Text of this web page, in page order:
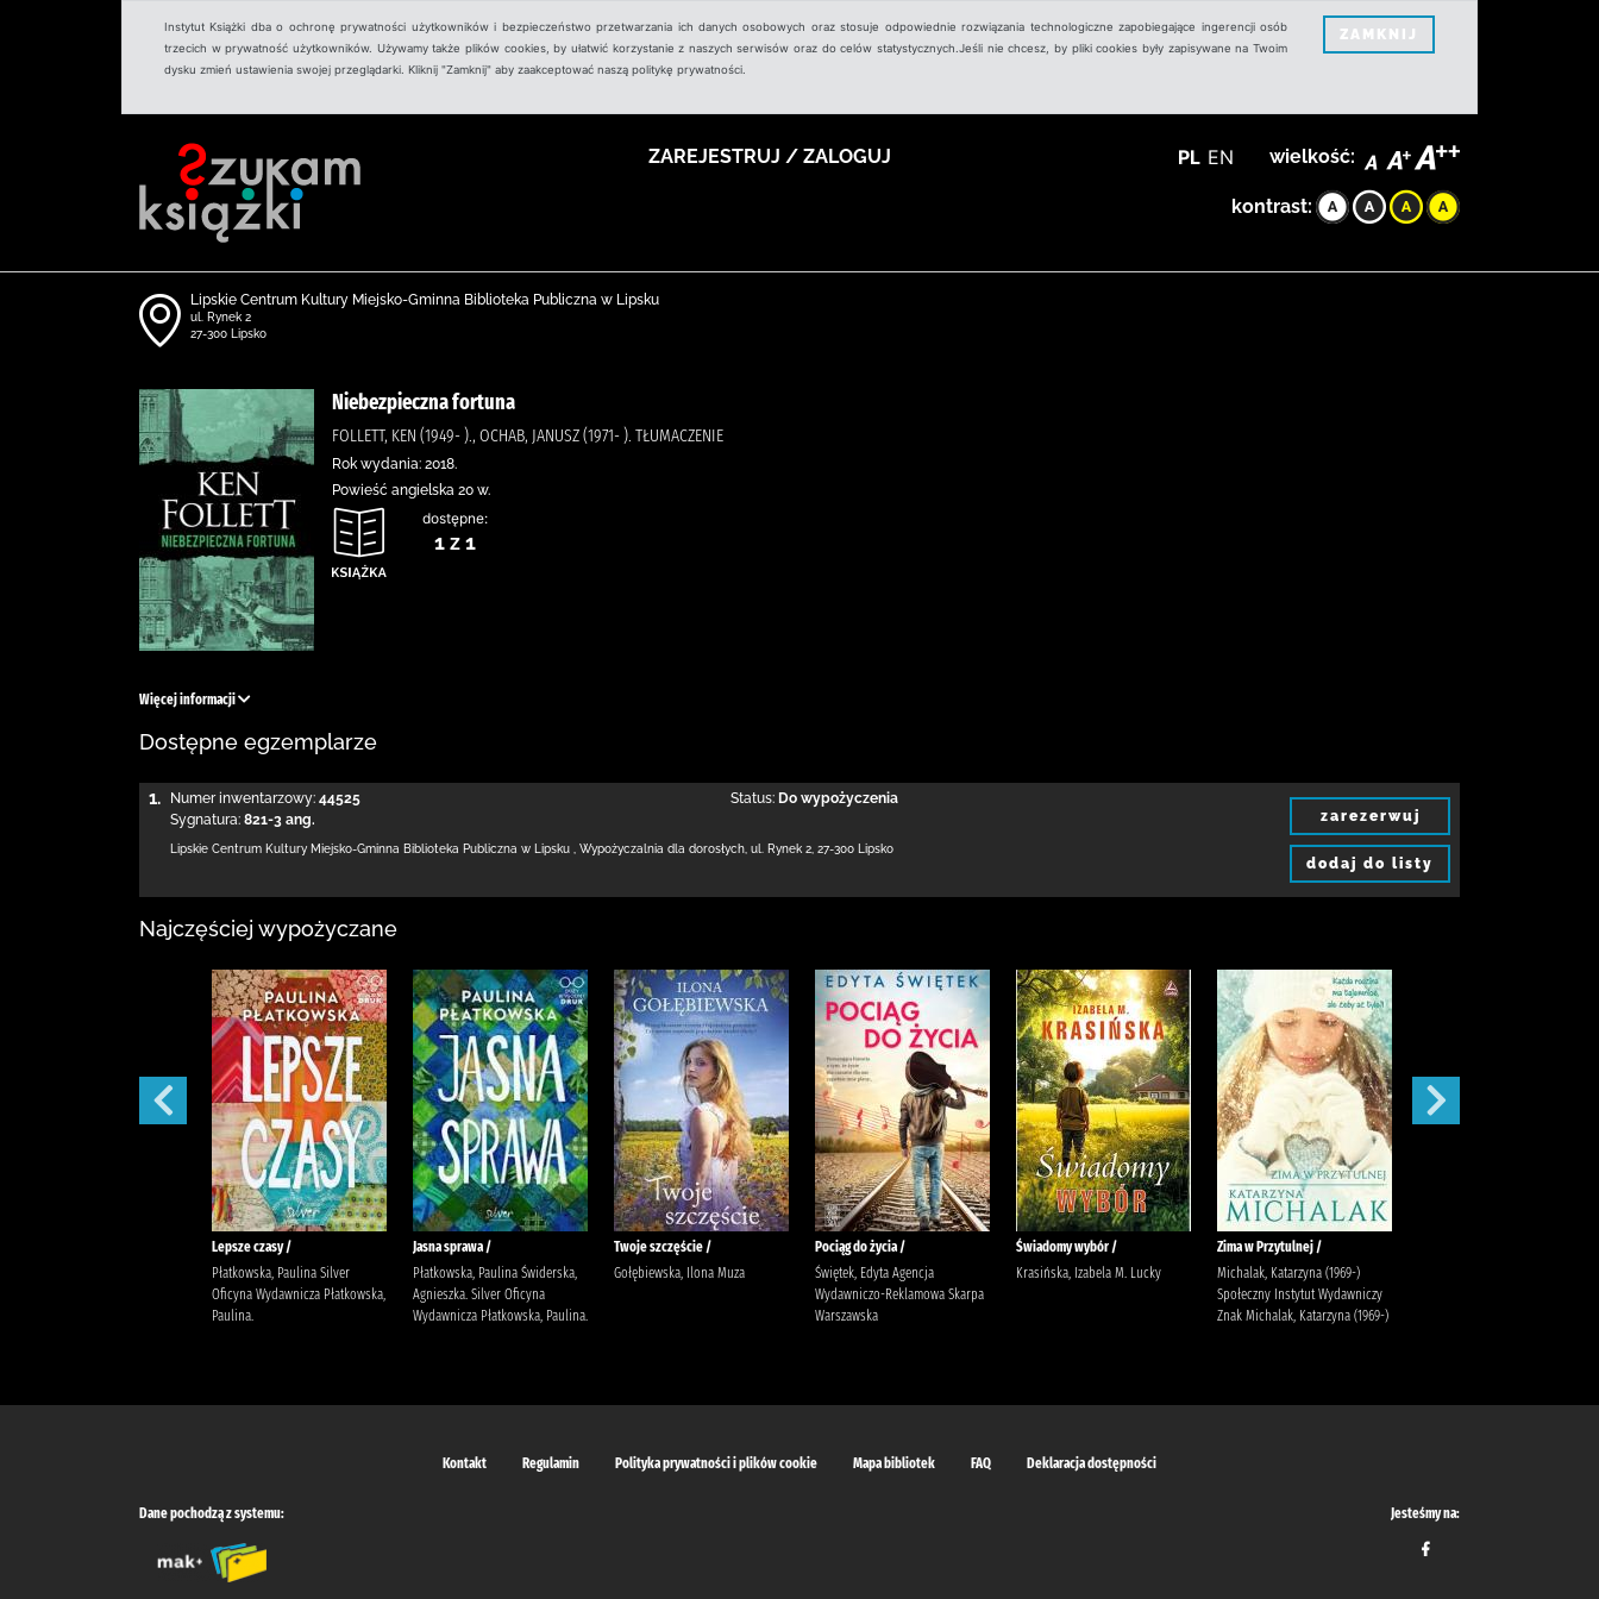
Instytut Książki dba o ochronę prywatności użytkowników i bezpieczeństwo przetwarzania ich danych osobowych oraz stosuje odpowiednie rozwiązania technologiczne zapobiegające ingerencji osób
trzecich w prywatność użytkowników. Używamy także plików cookies, by ułatwić korzystanie z naszych serwisów oraz do celów statystycznych.Jeśli nie chcesz, by pliki cookies były zapisywane na Twoim
dysku zmień ustawienia swojej przeglądarki. Kliknij "Zamknij" aby zaakceptować naszą politykę prywatności.
ZAMKNIJ
ZAREJESTRUJ / ZALOGUJ PL EN wielkość:
kontrast:
Lipskie Centrum Kultury Miejsko-Gminna Biblioteka Publiczna w Lipsku
ul. Rynek 2
27-300 Lipsko
Niebezpieczna fortuna
FOLLETT, KEN (1949- )., OCHAB, JANUSZ (1971- ). TŁUMACZENIE
Rok wydania: 2018.
Powieść angielska 20 w.
dostępne:
1 z 1
Więcej informacji
Dostępne egzemplarze
1. Numer inwentarzowy: 44525
Sygnatura: 821-3 ang.
Status: Do wypożyczenia
Lipskie Centrum Kultury Miejsko-Gminna Biblioteka Publiczna w Lipsku Wypożyczalnia dla dorosłych, ul. Rynek 2 27-300 Lipsko
zarezerwuj
dodaj do listy
Najczęściej wypożyczane
Lepsze czasy /
Płatkowska, Paulina Silver
Oficyna Wydawnicza Płatkowska,
Paulina.
Jasna sprawa /
Płatkowska, Paulina Świderska,
Agnieszka. Silver Oficyna
Wydawnicza Płatkowska, Paulina.
Twoje szczęście /
Gołębiewska, Ilona Muza
Pociąg do życia /
Świętek, Edyta Agencja
Wydawniczo-Reklamowa Skarpa
Warszawska
Świadomy wybór /
Krasińska, Izabela M. Lucky
Zima w Przytulnej /
Michalak, Katarzyna (1969-)
Społeczny Instytut Wydawniczy
Znak Michalak, Katarzyna (1969-)
Kontakt Regulamin Polityka prywatności i plików cookie Mapa bibliotek FAQ Deklaracja dostępności
Dane pochodzą z systemu: Jesteśmy na: